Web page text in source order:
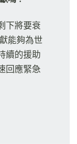
下將要衰
能夠為世
續的援助
回應緊急